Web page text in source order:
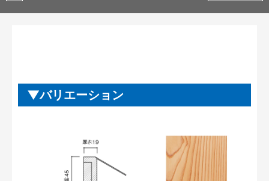
バリエーション